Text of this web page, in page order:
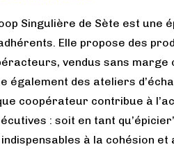
Singulière de Sète est
Elle propose des
vendus sans marge
également des ateliers
coopérateur contribue à
: soit en tant
à la cohésion et